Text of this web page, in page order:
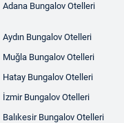
Adana Bungalov Otelleri
Aydın Bungalov Otelleri
Muğla Bungalov Otelleri
Hatay Bungalov Otelleri
İzmir Bungalov Otelleri
Balıkesir Bungalov Otelleri